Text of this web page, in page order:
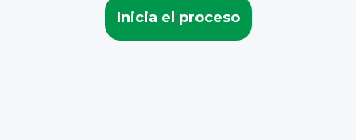
Inicia el proceso